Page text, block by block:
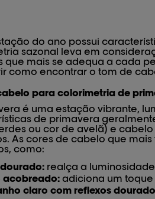
do ano possui
sazonal leva em
que mais se adequa a cada
como encontrar o tom de
para colorimetria de
é uma estação vibrante,
de primavera
ou cor de avelã) e
As cores de cabelo que
como:
realça a
acobreado: adiciona um
claro com reflexos